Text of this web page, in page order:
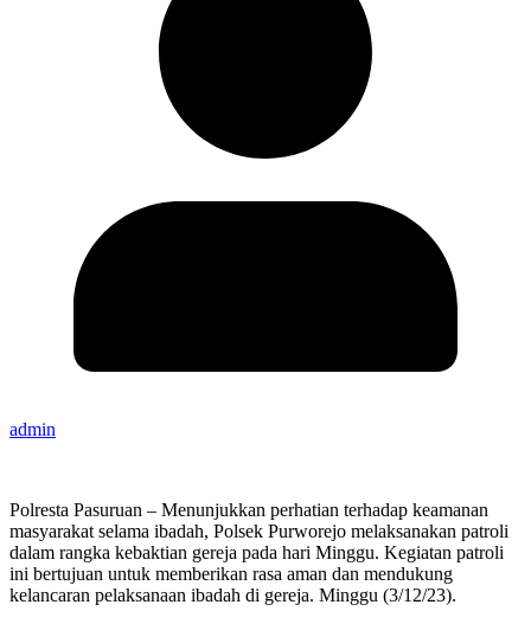
admin
Polresta Pasuruan – Menunjukkan perhatian terhadap keamanan
masyarakat selama ibadah, Polsek Purworejo melaksanakan patroli
dalam rangka kebaktian gereja pada hari Minggu. Kegiatan patroli
ini bertujuan untuk memberikan rasa aman dan mendukung
kelancaran pelaksanaan ibadah di gereja. Minggu (3/12/23).